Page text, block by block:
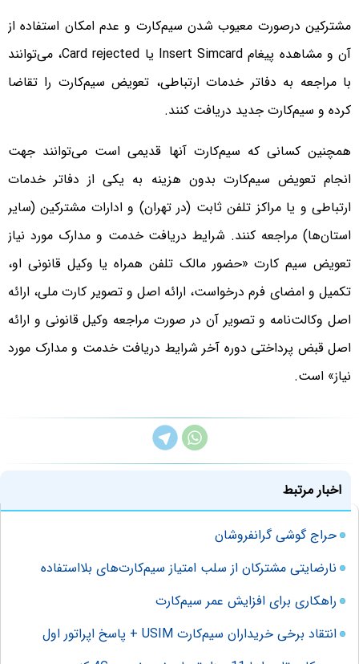
مشترکین درصورت معیوب شدن سیم‌کارت و عدم امکان استفاده از
آن و مشاهده پیغام Insert Simcard یا Card rejected، می‌توانند
با مراجعه به دفاتر خدمات ارتباطی، تعویض سیم‌کارت را تقاضا
کرده و سیم‌کارت جدید دریافت کنند.
همچنین کسانی که سیم‌کارت آنها قدیمی است می‌توانند جهت
انجام تعویض سیم‌کارت بدون هزینه به یکی از دفاتر خدمات
ارتباطی و یا مراکز تلفن ثابت (در تهران) و ادارات مشترکین (سایر
استان‌ها) مراجعه کنند. شرایط دریافت خدمت و مدارک مورد نیاز
تعویض سیم کارت «حضور مالک تلفن همراه یا وکیل قانونی او،
تکمیل و امضای فرم درخواست، ارائه اصل و تصویر کارت ملی، ارائه
اصل وکالت‌نامه و تصویر آن در صورت مراجعه وکیل قانونی و ارائه
اصل قبض پرداختی دوره آخر شرایط دریافت خدمت و مدارک مورد
نیاز» است.
اخبار مرتبط
حراج گوشی گرانفروشان
نارضایتی مشترکان از سلب امتیاز سیم‌کارت‌های بلااستفاده
راهکاری برای افزایش عمر سیم‌کارت
انتقاد برخی خریداران سیم‌کارت USIM + پاسخ اپراتور اول